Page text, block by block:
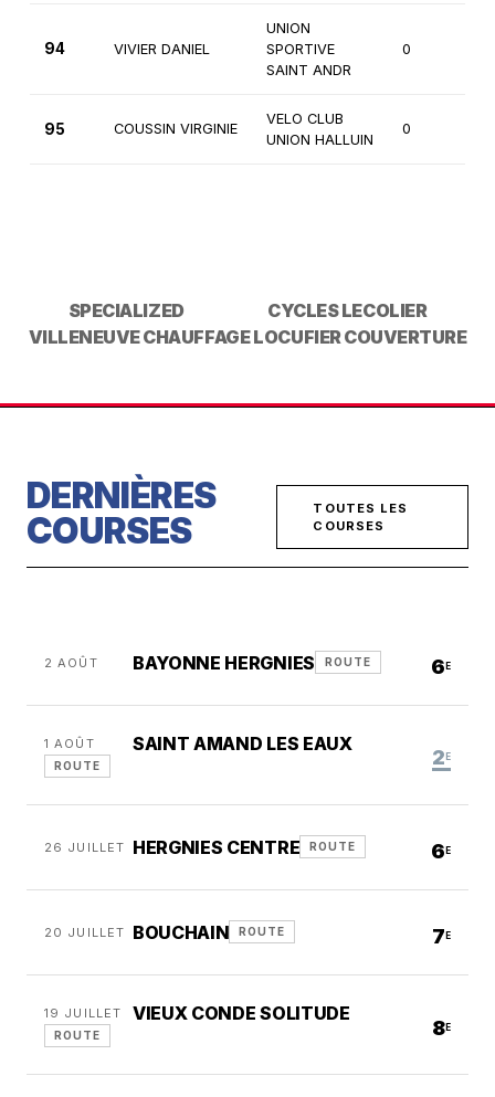
94 VIVIER DANIEL
UNION
SPORTIVE
SAINT ANDR
0
95 COUSSIN VIRGINIE
VELO CLUB
UNION HALLUIN
0
SPECIALIZED
CYCLES LECOLIER
VILLENEUVE CHAUFFAGELOCUFIER COUVERTURE
DERNIÈRES
COURSES
TOUTES LES
COURSES
2 AOÛT BAYONNE HERGNIES ROUTE 6 E
1 AOÛT SAINT AMAND LES EAUX
ROUTE 2 E
26 JUILLET HERGNIES CENTRE ROUTE 6 E
20 JUILLET BOUCHAIN ROUTE 7 E
19 JUILLET VIEUX CONDE SOLITUDE
ROUTE 8E